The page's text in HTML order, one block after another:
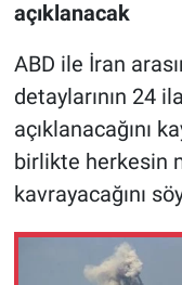
açıklanacak
ABD ile İran
detaylarının 24
açıklanacağını
birlikte herkesin
kavrayacağını